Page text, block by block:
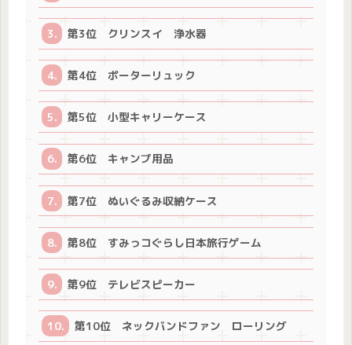
第3位 クリンスイ 浄水器
第4位 ポーターリュック
第5位 小型キャリーケース
第6位 キャンプ用品
第7位 ぬいぐるみ収納ケース
第8位 すみっコぐらし日本旅行ゲーム
第9位 テレビスピーカー
第10位 ネックバンドファン ローリング